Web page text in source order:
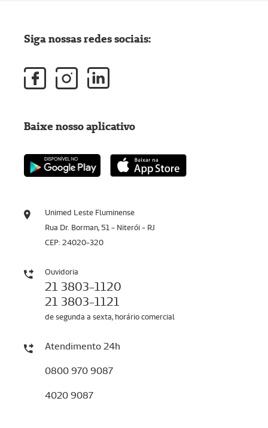
Unimed Leste Fluminense
Rua Dr. Borman, 51 - Niterói - RJ
CEP: 24020-320
Ouvidoria
21 3803-1120
21 3803-1121
de segunda a sexta, horário comercial
Atendimento 24h
0800 970 9087
4020 9087
Siga nossas redes sociais:
Baixe nosso aplicativo